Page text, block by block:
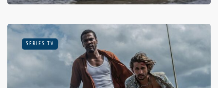
SÉRIES TV